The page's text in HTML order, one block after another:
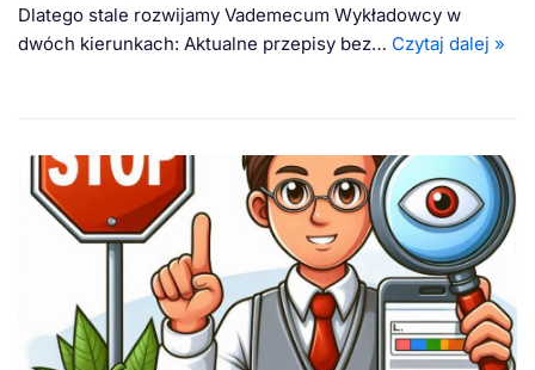
Dlatego stale rozwijamy Vademecum Wykładowcy w
dwóch kierunkach: Aktualne przepisy bez… Czytaj dalej »